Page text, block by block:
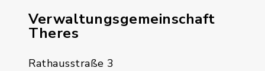
Verwaltungsgemeinschaft
Theres
Rathausstraße 3